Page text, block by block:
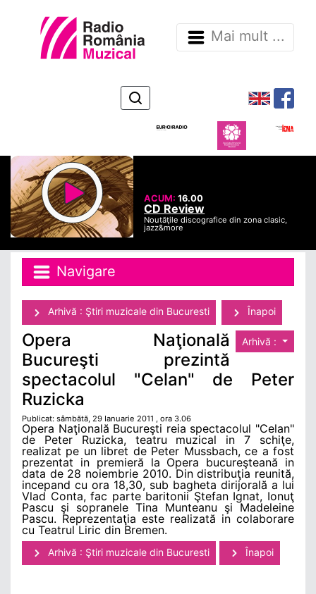
Mai mult ...
ACUM:16.00
CD Review
Noutăţile discografice din zona clasic,
jazz&more
Navigare
Arhivă : Ştiri muzicale din Bucuresti Înapoi
Arhivă :
Opera Naţională
Bucureşti prezintă
spectacolul "Celan" de Peter
Ruzicka
Publicat: sâmbătă, 29 Ianuarie 2011 , ora 3.06
Opera Naţională Bucureşti reia spectacolul "Celan"
de Peter Ruzicka, teatru muzical in 7 schiţe,
realizat pe un libret de Peter Mussbach, ce a fost
prezentat in premieră la Opera bucureşteană in
data de 28 noiembrie 2010. Din distribuţia reunită,
incepand cu ora 18,30, sub bagheta dirijorală a lui
Vlad Conta, fac parte baritonii Ştefan Ignat, Ionuţ
Pascu şi sopranele Tina Munteanu şi Madeleine
Pascu. Reprezentaţia este realizată in colaborare
cu Teatrul Liric din Bremen.
Arhivă : Ştiri muzicale din Bucuresti Înapoi